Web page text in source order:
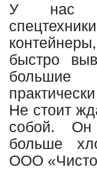
У нас
быстро
Не стоит
собой.
больше
ООО